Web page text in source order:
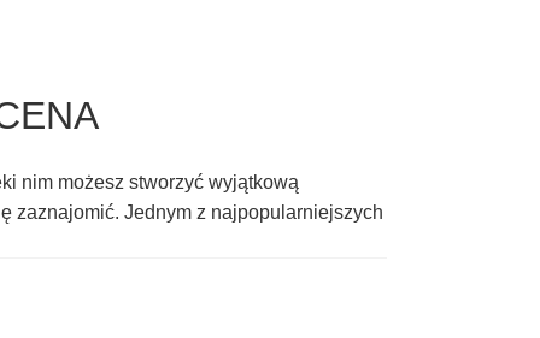
nim możesz stworzyć wyjątkową
zaznajomić. Jednym z najpopularniejszych